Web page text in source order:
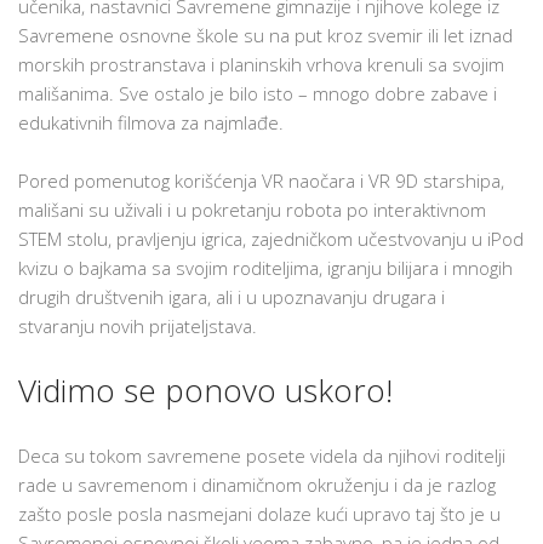
učenika, nastavnici Savremene gimnazije i njihove kolege iz
Savremene osnovne škole su na put kroz svemir ili let iznad
morskih prostranstava i planinskih vrhova krenuli sa svojim
mališanima. Sve ostalo je bilo isto – mnogo dobre zabave i
edukativnih filmova za najmlađe.
Pored pomenutog korišćenja VR naočara i VR 9D starshipa,
mališani su uživali i u pokretanju robota po interaktivnom
STEM stolu, pravljenju igrica, zajedničkom učestvovanju u iPod
kvizu o bajkama sa svojim roditeljima, igranju bilijara i mnogih
drugih društvenih igara, ali i u upoznavanju drugara i
stvaranju novih prijateljstava.
Vidimo se ponovo uskoro!
Deca su tokom savremene posete videla da njihovi roditelji
rade u savremenom i dinamičnom okruženju i da je razlog
zašto posle posla nasmejani dolaze kući upravo taj što je u